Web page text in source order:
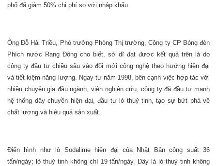
phổ đã giảm 50% chi phí so với nhập khẩu.
Ông Đỗ Hải Triều, Phó trưởng Phòng Thị trường, Công ty CP Bóng đèn
Phích nước Rạng Đông cho biết, sở dĩ đạt được kết quả trên là do
công ty đầu tư chiều sâu vào đổi mới công nghệ theo hướng hiện đại
và tiết kiệm năng lượng. Ngay từ năm 1998, bên cạnh việc hợp tác với
nhiều chuyên gia đầu ngành, viện nghiên cứu, công ty đã đầu tư mạnh
hệ thống dây chuyền hiện đại, đầu tư lò thuỷ tinh, tạo sự bứt phá về
chất lượng và hiệu quả sản xuất.
Điển hình như lò Sodalime hiện đại của Nhật Bản công suất 36
tấn/ngày; lò thuỷ tinh không chì 19 tấn/ngày. Đây là lò thuỷ tinh không